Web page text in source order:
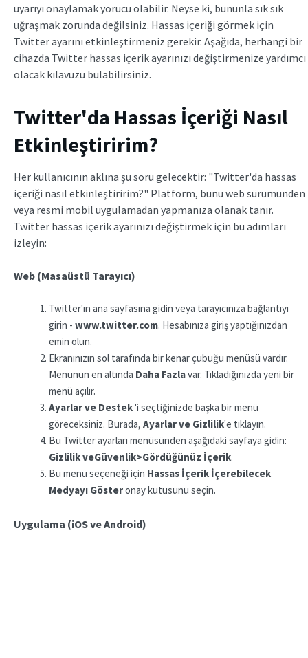
uyarıyı onaylamak yorucu olabilir. Neyse ki, bununla sık sık
uğraşmak zorunda değilsiniz. Hassas içeriği görmek için
Twitter ayarını etkinleştirmeniz gerekir. Aşağıda, herhangi bir
cihazda Twitter hassas içerik ayarınızı değiştirmenize yardımcı
olacak kılavuzu bulabilirsiniz.
Twitter'da Hassas İçeriği Nasıl
Etkinleştiririm?
Her kullanıcının aklına şu soru gelecektir: "Twitter'da hassas
içeriği nasıl etkinleştiririm?" Platform, bunu web sürümünden
veya resmi mobil uygulamadan yapmanıza olanak tanır.
Twitter hassas içerik ayarınızı değiştirmek için bu adımları
izleyin:
Web (Masaüstü Tarayıcı)
Twitter'ın ana sayfasına gidin veya tarayıcınıza bağlantıyı
girin - www.twitter.com. Hesabınıza giriş yaptığınızdan
emin olun.
Ekranınızın sol tarafında bir kenar çubuğu menüsü vardır.
Menünün en altında Daha Fazlavar. Tıkladığınızda yeni bir
menü açılır.
Ayarlar ve Destek'i seçtiğinizde başka bir menü
göreceksiniz. Burada, Ayarlar ve Gizlilik'e tıklayın.
Bu Twitter ayarları menüsünden aşağıdaki sayfaya gidin:
Gizlilik veGüvenlik>Gördüğünüz İçerik.
Bu menü seçeneği için Hassas İçerik İçerebilecek
Medyayı Gösteronay kutusunu seçin.
Uygulama (iOS ve Android)